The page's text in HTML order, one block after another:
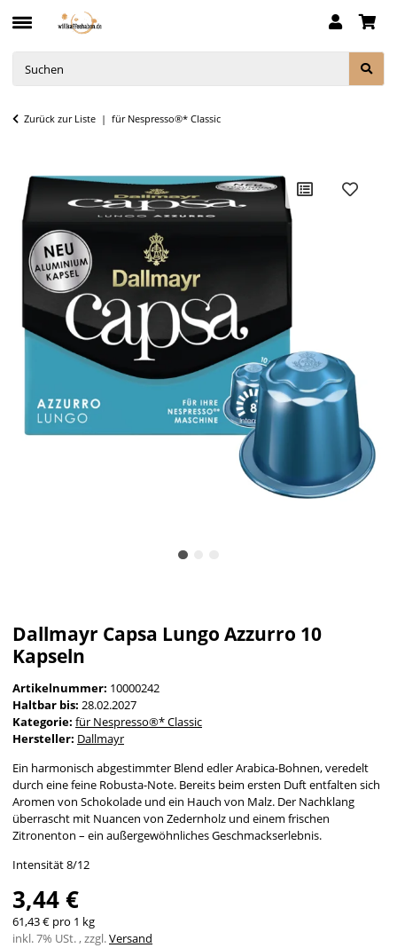
Zurück zur Liste für Nespresso®* Classic
Dallmayr Capsa Lungo Azzurro 10
Kapseln
Artikelnummer: 10000242
Haltbar bis: 28.02.2027
Kategorie: für Nespresso®* Classic
Hersteller: Dallmayr
Ein harmonisch abgestimmter Blend edler Arabica-Bohnen, veredelt
durch eine feine Robusta-Note. Bereits beim ersten Duft entfalten sich
Aromen von Schokolade und ein Hauch von Malz. Der Nachklang
überrascht mit Nuancen von Zedernholz und einem frischen
Zitronenton – ein außergewöhnliches Geschmackserlebnis.
Intensität 8/12
3,44 €
61,43 € pro 1 kg
inkl. 7% USt. , zzgl.Versand